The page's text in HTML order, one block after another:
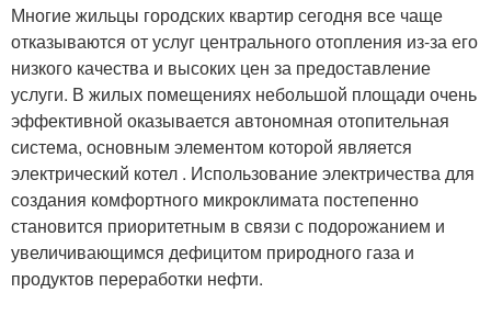
Многие жильцы городских квартир сегодня все чаще
отказываются от услуг центрального отопления из-за его
низкого качества и высоких цен за предоставление
услуги. В жилых помещениях небольшой площади очень
эффективной оказывается автономная отопительная
система, основным элементом которой является
электрический котел . Использование электричества для
создания комфортного микроклимата постепенно
становится приоритетным в связи с подорожанием и
увеличивающимся дефицитом природного газа и
продуктов переработки нефти.